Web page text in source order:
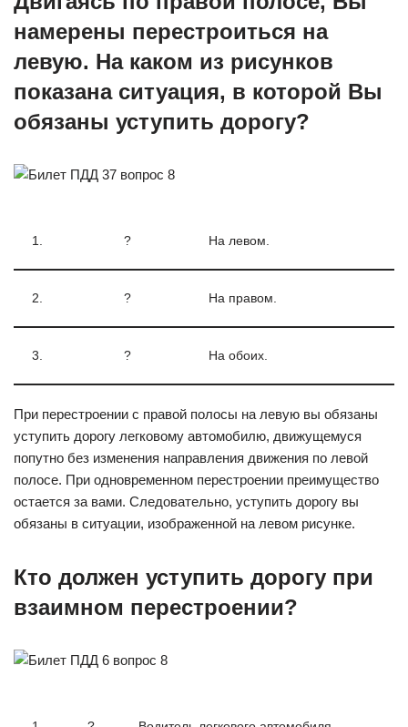
намерены перестроиться на
левую. На каком из рисунков
показана ситуация, в которой Вы
обязаны уступить дорогу?
1. ? На левом.
2. ? На правом.
3. ? На обоих.
При перестроении с правой полосы на левую вы обязаны
уступить дорогу легковому автомобилю, движущемуся
попутно без изменения направления движения по левой
полосе. При одновременном перестроении преимущество
остается за вами. Следовательно, уступить дорогу вы
обязаны в ситуации, изображенной на левом рисунке.
Кто должен уступить дорогу при
взаимном перестроении?